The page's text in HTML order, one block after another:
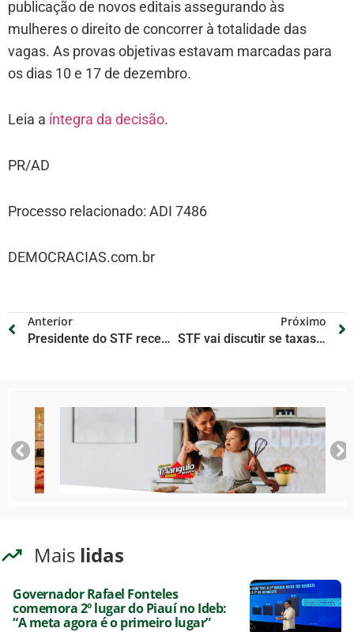
publicação de novos editais assegurando às
mulheres o direito de concorrer à totalidade das
vagas. As provas objetivas estavam marcadas para
os dias 10 e 17 de dezembro.
Leia a íntegra da decisão.
PR/AD
Processo relacionado: ADI 7486
DEMOCRACIAS.com.br
Anterior
Presidente do STF recebe representantes da Bancada Negra da Câmara dos Deputados
Próximo
STF vai discutir se taxas de prevenção e combate a incêndios cobradas por estados são constitucionais
Mais lidas
Governador Rafael Fonteles
comemora 2º lugar do Piauí no Ideb:
“A meta agora é o primeiro lugar”